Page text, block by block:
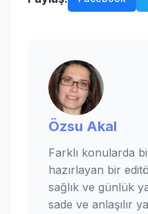
Özsu Akal
Farklı konularda
hazırlayan bir
sağlık ve günlük
sade ve anlaşılır